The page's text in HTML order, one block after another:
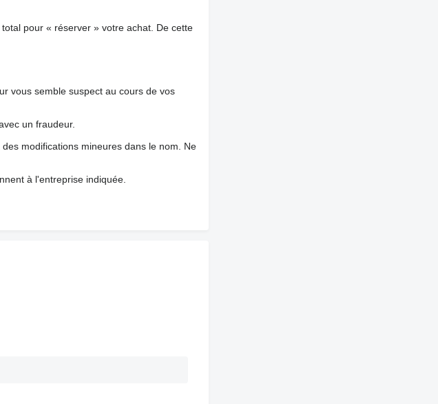
pour « réserver » votre achat. De cette
vous semble suspect au cours de vos
un fraudeur.
modifications mineures dans le nom. Ne
à l'entreprise indiquée.